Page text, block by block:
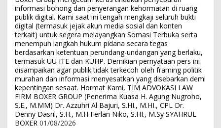
informasi bohong dan penyerangan kehormatan di ruang
publik digital. Kami saat ini tengah mengkaji seluruh bukti
digital (termasuk jejak akun media sosial dan konten
terkait) untuk segera melayangkan Somasi Terbuka serta
menempuh langkah hukum pidana secara tegas
berdasarkan ketentuan perundang-undangan yang berlaku,
termasuk UU ITE dan KUHP. Demikian pernyataan pers ini
disampaikan agar publik tidak terkecoh oleh framing politik
murahan dan informasi menyesatkan yang disebarkan demi
kepentingan sesaat. Hormat Kami, TIM ADVOKASI LAW
FIRM BOXER GROUP (Penerima Kuasa H. Agung Nugroho,
S.E., M.MM) Dr. Azzuhri Al Bajuri, S.HI., M.HI., CPL Dr.
Denny Dasril, S.H., M.H Ferlan Niko, S.HI., M.Sy SYAHRUL
BOXER 01/08/2026